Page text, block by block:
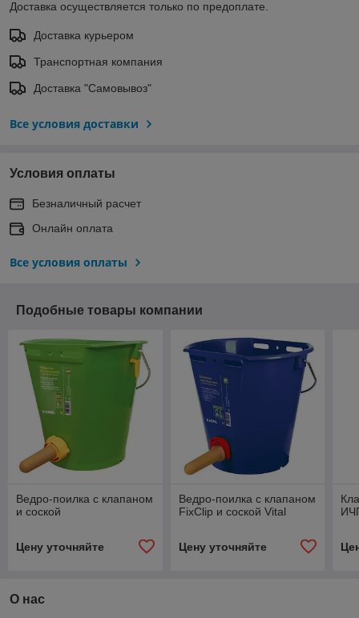
Доставка осуществляется только по предоплате.
Доставка курьером
Транспортная компания
Доставка "Самовывоз"
Все условия доставки
Условия оплаты
Безналичный расчет
Онлайн оплата
Все условия оплаты
Подобные товары компании
Ведро-поилка с клапаном
и соской
Цену уточняйте
Ведро-поилка с клапаном
FixClip и соской Vital
Цену уточняйте
О нас